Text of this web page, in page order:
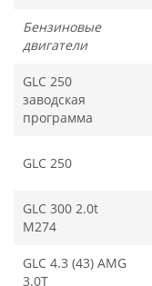
Бензиновые
двигатели
GLC 250
заводская
программа
GLC 250
GLC 300 2.0t
М274
GLC 4.3 (43) AMG
3.0T